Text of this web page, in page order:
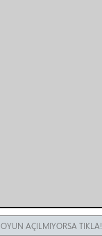
OYUN AÇILMIYORSA TIKLA!